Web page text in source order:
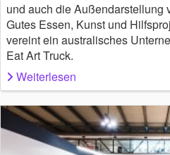
und auch die Außendarstellung
Gutes Essen, Kunst und
vereint ein australisches
Eat Art Truck.
Weiterlesen